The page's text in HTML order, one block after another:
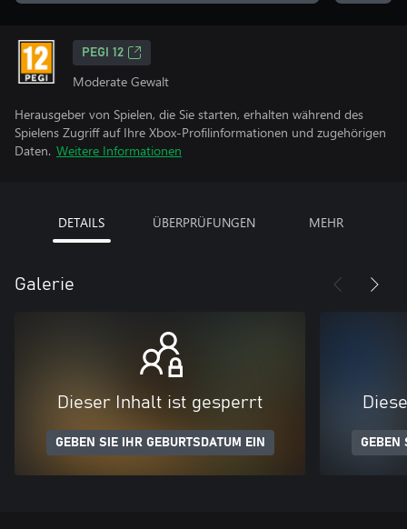
PEGI 12
Moderate Gewalt
Herausgeber von Spielen, die Sie starten, erhalten während des
Spielens Zugriff auf Ihre Xbox-Profilinformationen und zugehörigen
Daten. Weitere Informationen
DETAILS ÜBERPRÜFUNGEN MEHR
Galerie
Dieser Inhalt ist gesperrt
GEBEN SIE IHR GEBURTSDATUM EIN GEBEN